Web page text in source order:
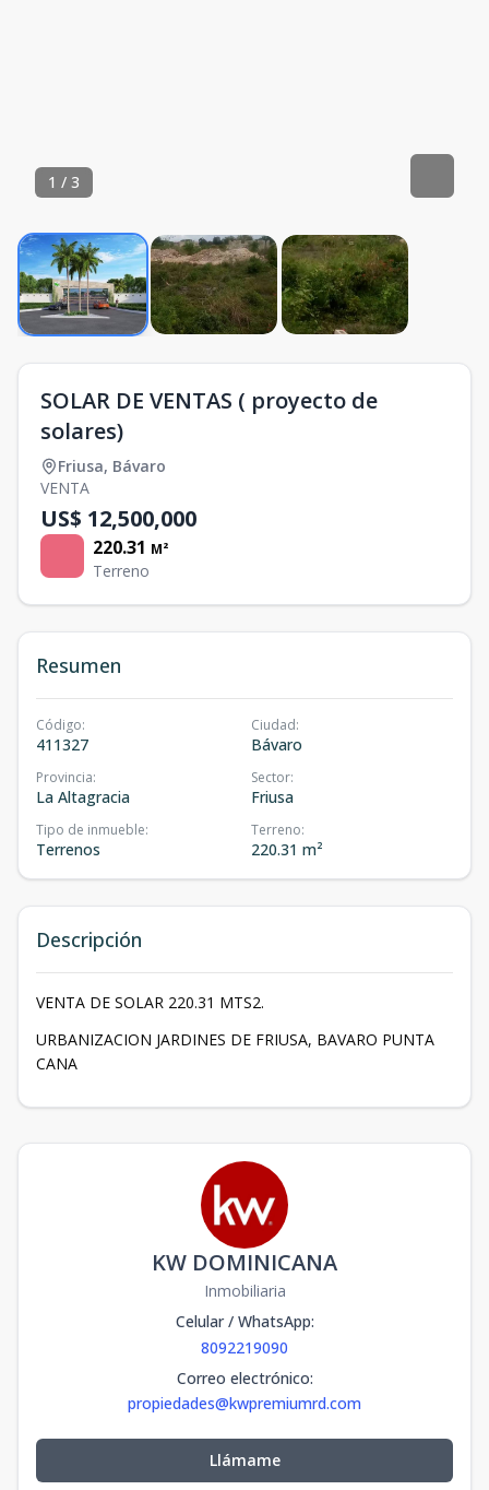
1 / 3
SOLAR DE VENTAS ( proyecto de
solares)
Friusa, Bávaro
VENTA
US$ 12,500,000
220.31 M²
Terreno
Resumen
Código:
411327
Ciudad:
Bávaro
Provincia:
La Altagracia
Sector:
Friusa
Tipo de inmueble:
Terrenos
Terreno:
220.31 m²
Descripción
VENTA DE SOLAR 220.31 MTS2.
URBANIZACION JARDINES DE FRIUSA, BAVARO PUNTA
CANA
KW DOMINICANA
Inmobiliaria
Celular / WhatsApp:
8092219090
Correo electrónico:
propiedades@kwpremiumrd.com
Llámame